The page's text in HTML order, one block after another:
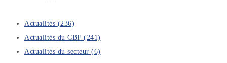
Actualités (236)
Actualités du CBF (241)
Actualités du secteur (6)